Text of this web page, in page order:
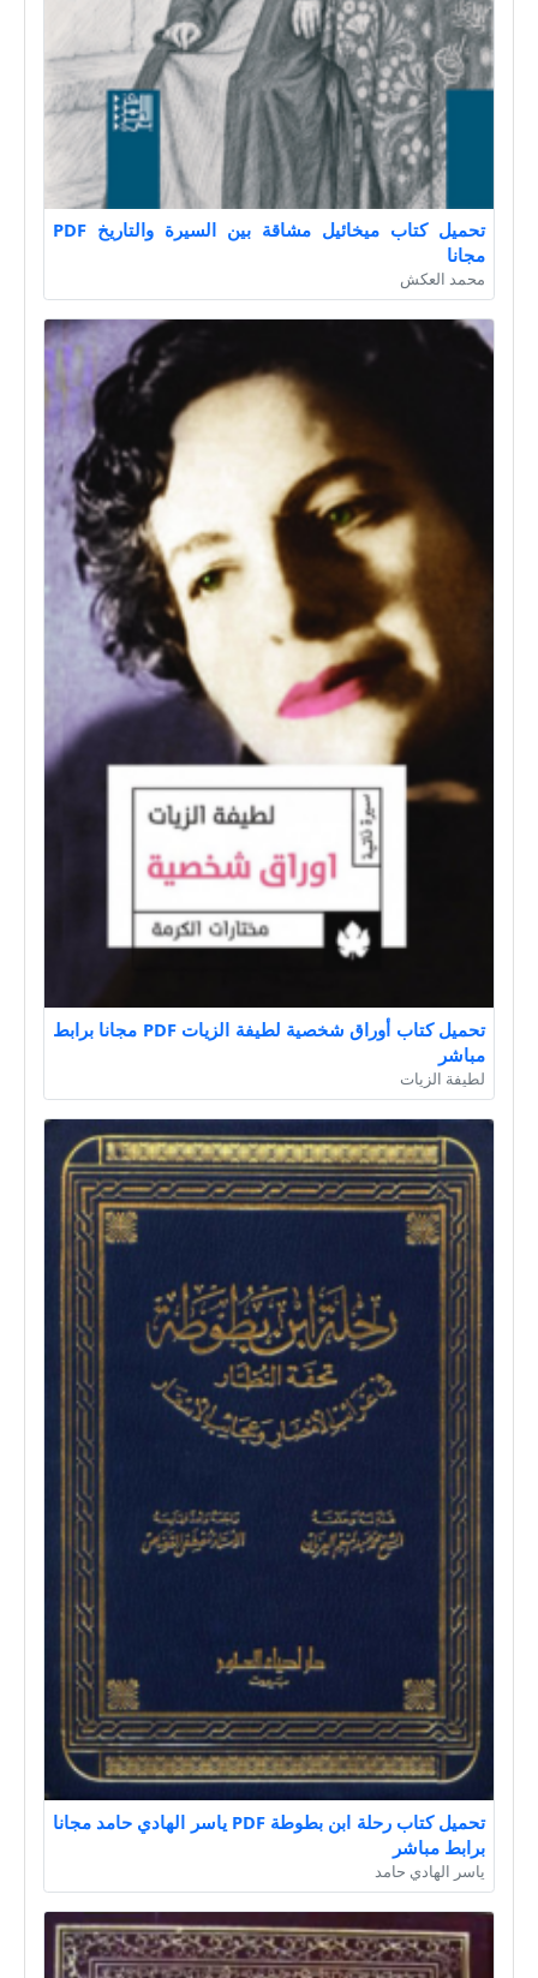
تحميل كتاب ميخائيل مشاقة بين السيرة والتاريخ PDF
مجانا
محمد العكش
تحميل كتاب أوراق شخصية لطيفة الزيات PDF مجانا برابط
مباشر
لطيفة الزيات
تحميل كتاب رحلة ابن بطوطة PDF ياسر الهادي حامد مجانا
برابط مباشر
ياسر الهادي حامد